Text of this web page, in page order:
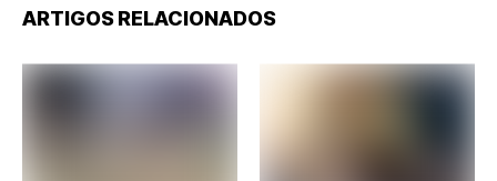
ARTIGOS RELACIONADOS